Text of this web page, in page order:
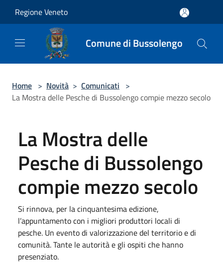
Regione Veneto
Comune di Bussolengo
Home > Novità > Comunicati >
La Mostra delle Pesche di Bussolengo compie mezzo secolo
La Mostra delle
Pesche di Bussolengo
compie mezzo secolo
Si rinnova, per la cinquantesima edizione,
l’appuntamento con i migliori produttori locali di
pesche. Un evento di valorizzazione del territorio e di
comunità. Tante le autorità e gli ospiti che hanno
presenziato.